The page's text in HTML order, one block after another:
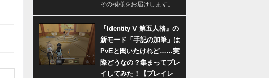
その模様をお届けします。
『Identity V 第五人格』の
新モード「手記の加筆」は
PvEと聞いたけれど……実
際どうなの？集まってプレ
イしてみた！【プレイレ